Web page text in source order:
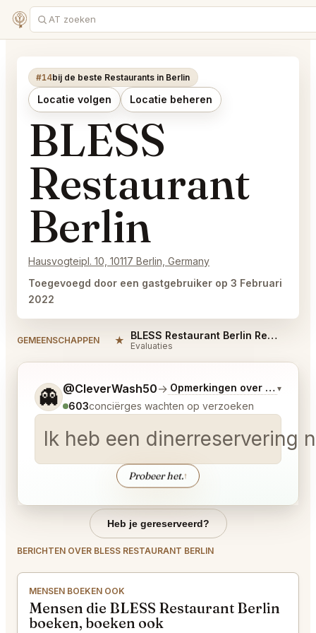
#14bij de beste Restaurants in Berlin
Locatie volgen Locatie beheren
BLESS
Restaurant
Berlin
Hausvogteipl. 10, 10117 Berlin, Germany
Toegevoegd door een gastgebruiker op 3 Februari
2022
GEMEENSCHAPPEN ★ BLESS Restaurant Berlin Reviews
Evaluaties
👻 @CleverWash50→ Opmerkingen over Laatste
▾
603conciërges wachten op verzoeken
Ik heb een dinerreservering
Probeer het.↑
Vertel me wat je wilt.
Heb je gereserveerd?
BERICHTEN OVER BLESS RESTAURANT BERLIN
MENSEN BOEKEN OOK
Mensen die BLESS Restaurant Berlin
boeken, boeken ook